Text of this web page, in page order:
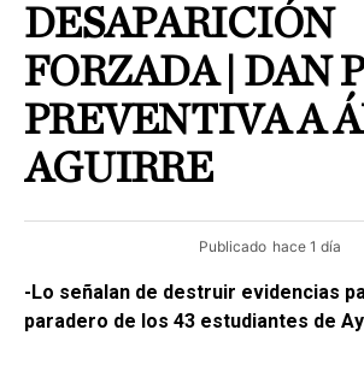
DESAPARICIÓN
FORZADA | DAN
PREVENTIVA A
AGUIRRE
Publicado hace 1 día
-Lo señalan de destruir evidencias
paradero de los 43 estudiantes de